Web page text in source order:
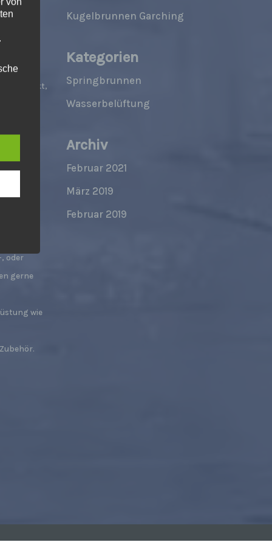
Ihr Projekt,
oder
oder
gerne
wie
Kugelbrunnen Garching
Kategorien
Springbrunnen
Wasserbelüftung
Archiv
Februar 2021
März 2019
Februar 2019
zu